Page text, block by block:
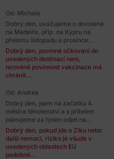
Od: Michala
Dobrý den, uvažujeme o dovolené
na Madeiře, příp. na Kypru na
přelomu listopadu a prosince...
Dobrý den, povinné očkování do
uvedených destinací není,
nicméně povinnost vakcinace má
chránit...
Od: Andrea
Dobrý den, jsem na začátku 4.
měsíce těhotenství a s přítelem
plánujeme za týden odjet na...
Dobrý den, pokud jde o Ziku nebo
další nemoci, riziko je všude v
uvedených oblastech EU
podobné...